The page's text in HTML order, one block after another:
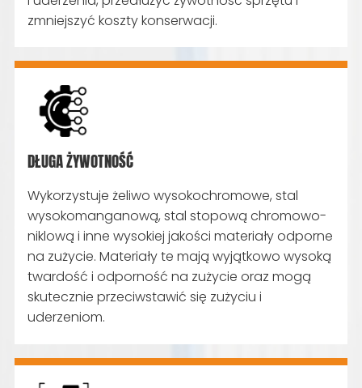
zmniejszyć koszty konserwacji.
DŁUGA ŻYWOTNOŚĆ
Wykorzystuje żeliwo wysokochromowe, stal
wysokomanganową, stal stopową chromowo-
niklową i inne wysokiej jakości materiały odporne
na zużycie. Materiały te mają wyjątkowo wysoką
twardość i odporność na zużycie oraz mogą
skutecznie przeciwstawić się zużyciu i
uderzeniom.